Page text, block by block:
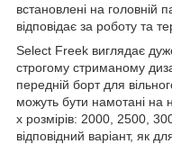
встановлені на головній
відповідає за роботу та
Select Freek виглядає
строгому стриманому
передній борт для
можуть бути намотані на
х розмірів: 2000, 2500,
відповідний варіант, як